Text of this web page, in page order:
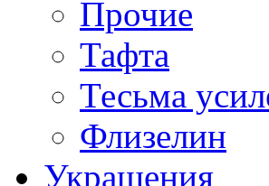
Прочие
Тафта
Тесьма
Флизелин
Украшения